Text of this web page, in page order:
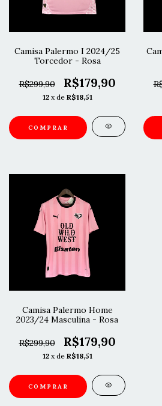
Camisa Palermo I 2024/25
Torcedor - Rosa
R$299,90 R$179,90
12 x de R$18,51
COMPRAR
Camisa Palermo Home
2023/24 Masculina - Rosa
R$299,90 R$179,90
12 x de R$18,51
COMPRAR